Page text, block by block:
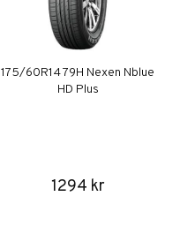
175/60R14 79H Nexen Nblue
HD Plus
1294 kr